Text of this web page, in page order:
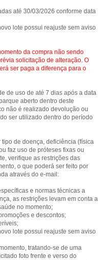
até 30/03/2026 conforme data
lote possui reajuste sem aviso
da compra não sendo
solicitação de alteração. O
ser paga a diferença para o
de uso de até 7 dias após a data
aberto dentro deste
não é realizado devolução ou
ser utilizado dentro do período
de doença, deficiência (física
faz uso de próteses fixas ou
verifique as restrições das
o que poderá ser feito por
através do e-mail:
e normas técnicas a
as restrições levam em conta a
no momento;
e descontos;
lote possui reajuste sem aviso
tratando-se de uma
foto frente e verso do